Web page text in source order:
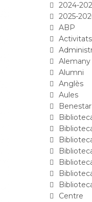
2024-
2025-
ABP
Activitats
Alemany
Alumni
Anglès
Aules
Centre